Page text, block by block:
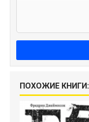
ПОХОЖИЕ КНИГИ: